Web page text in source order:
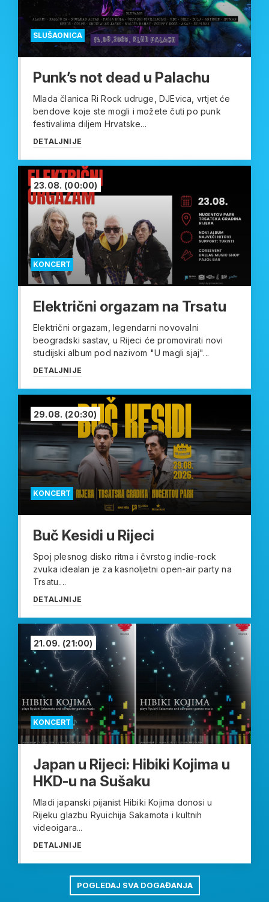
SLUŠAONICA
Punk’s not dead u Palachu
Mlada članica Ri Rock udruge, DJEvica, vrtjet će
bendove koje ste mogli i možete čuti po punk
festivalima diljem Hrvatske...
DETALJNIJE
KONCERT
23.08. (00:00)
Električni orgazam na Trsatu
Električni orgazam, legendarni novovalni
beogradski sastav, u Rijeci će promovirati novi
studijski album pod nazivom "U magli sjaj"...
DETALJNIJE
KONCERT
29.08. (20:30)
Buč Kesidi u Rijeci
Spoj plesnog disko ritma i čvrstog indie-rock
zvuka idealan je za kasnoljetni open-air party na
Trsatu....
DETALJNIJE
KONCERT
21.09. (21:00)
Japan u Rijeci: Hibiki Kojima u
HKD-u na Sušaku
Mladi japanski pijanist Hibiki Kojima donosi u
Rijeku glazbu Ryuichija Sakamota i kultnih
videoigara...
DETALJNIJE
POGLEDAJ SVA DOGAĐANJA